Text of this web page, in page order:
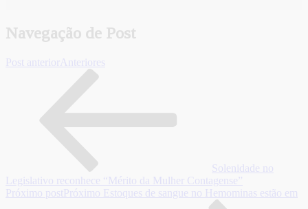
Navegação de Post
Post anterior Anteriores
Solenidade no
Legislativo reconhece “Mérito da Mulher Contagense”
Próximo post Próximo Estoques de sangue no Hemominas estão em